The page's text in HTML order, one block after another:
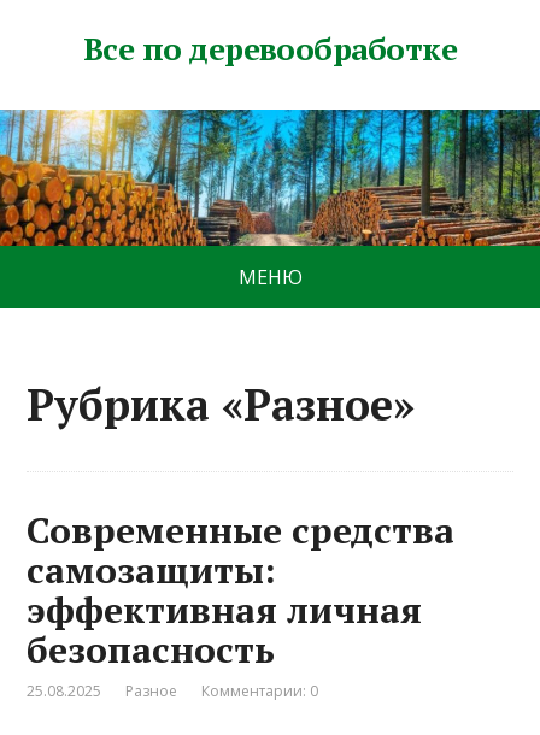
Все по деревообработке
МЕНЮ
Рубрика «Разное»
Современные средства
самозащиты:
эффективная личная
безопасность
25.08.2025 Разное Комментарии: 0